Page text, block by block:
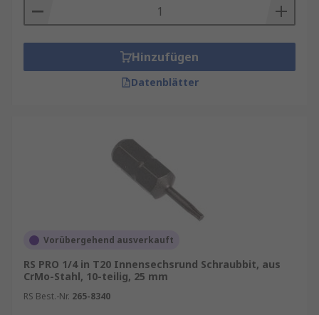
Hinzufügen
Datenblätter
Vorübergehend ausverkauft
RS PRO 1/4 in T20 Innensechsrund Schraubbit, aus
CrMo-Stahl, 10-teilig, 25 mm
RS Best.-Nr. 265-8340